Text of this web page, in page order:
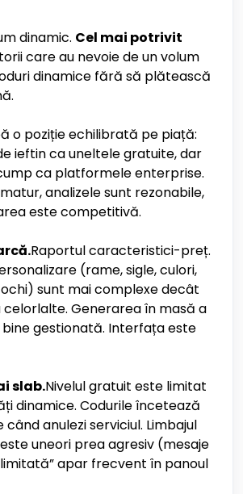
dinamic. Cel mai potrivit
care au nevoie de un volum
dinamice fără să plătească
o poziție echilibrată pe piață:
ieftin ca uneltele gratuite, dar
ca platformele enterprise.
analizele sunt rezonabile,
este competitivă.
Raportul caracteristici-preț.
(rame, sigle, culori,
sunt mai complexe decât
Generarea în masă a
gestionată. Interfața este
slab.Nivelul gratuit este limitat
dinamice. Codurile încetează
anulezi serviciul. Limbajul
uneori prea agresiv (mesaje
apar frecvent în panoul